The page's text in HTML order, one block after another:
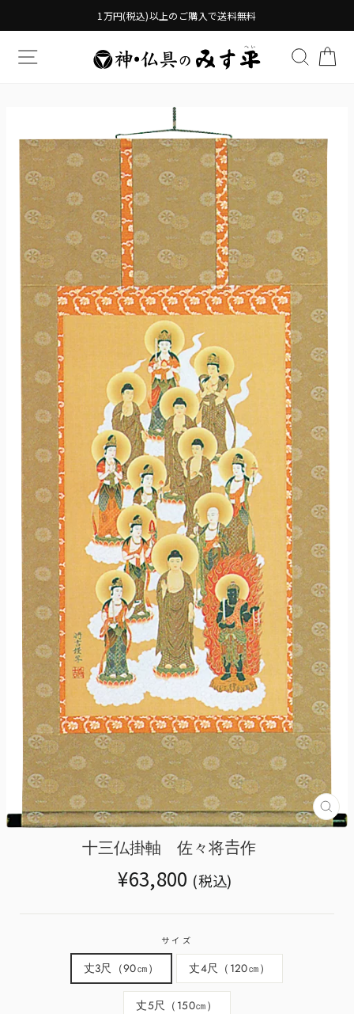
1万円(税込)以上のご購入で送料無料
TRANSLATION MISSING: 検索す
十三仏掛軸 佐々将𠮷作
Translation
missing:
¥63,800 (税込)
サイズ
丈3尺（90㎝） 丈4尺（120㎝）
丈5尺（150㎝）